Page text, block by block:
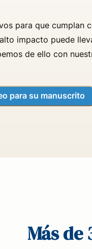
para que cumplan
impacto puede
de ello con
para su manuscrito
Más de